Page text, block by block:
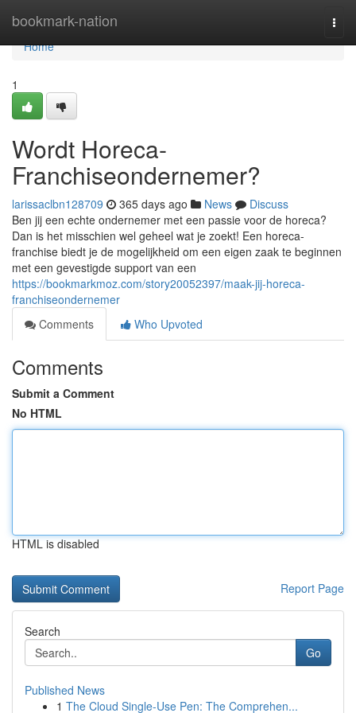
bookmark-nation
Home
Home
1
Wordt Horeca-
Franchiseondernemer?
larissaclbn128709 365 days ago News
Discuss
Ben jij een echte ondernemer met een passie voor de horeca?
Dan is het misschien wel geheel wat je zoekt! Een horeca-
franchise biedt je de mogelijkheid om een eigen zaak te beginnen
met een gevestigde support van een
https://bookmarkmoz.com/story20052397/maak-jij-horeca-
franchiseondernemer
Comments
Who Upvoted
Comments
Submit a Comment
No HTML
HTML is disabled
Report Page
Search
Go
Published News
1 The Cloud Single-Use Pen: The Comprehen...